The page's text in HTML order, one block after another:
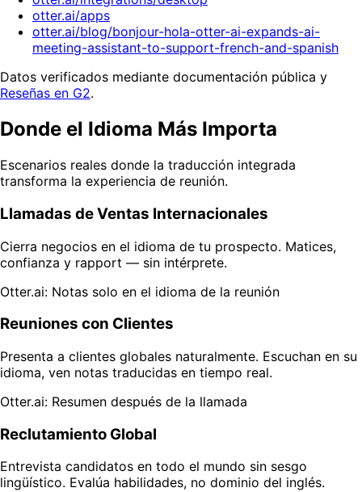
otter.ai/apps
otter.ai/blog/bonjour-hola-otter-ai-expands-ai-
meeting-assistant-to-support-french-and-spanish
Datos verificados mediante documentación pública y
Reseñas en G2.
Donde el Idioma Más Importa
Escenarios reales donde la traducción integrada
transforma la experiencia de reunión.
Llamadas de Ventas Internacionales
Cierra negocios en el idioma de tu prospecto. Matices,
confianza y rapport — sin intérprete.
Otter.ai: Notas solo en el idioma de la reunión
Reuniones con Clientes
Presenta a clientes globales naturalmente. Escuchan en su
idioma, ven notas traducidas en tiempo real.
Otter.ai: Resumen después de la llamada
Reclutamiento Global
Entrevista candidatos en todo el mundo sin sesgo
lingüístico. Evalúa habilidades, no dominio del inglés.